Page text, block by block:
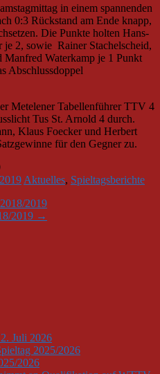
in einem spannenden
0:3 Rückstand am Ende knapp,
Die Punkte holten Hans-
2, sowie Rainer Stachelscheid,
Waterkamp je 1 Punkt
Abschlussdoppel
Metelener Tabellenführer TTV 4
Tus St. Arnold 4 durch.
Klaus Foecker und Herbert
für den Gegner zu.
Aktuelles, Spieltagsberichte
2019
2019 →
Juli 2026
2025/2026
2026